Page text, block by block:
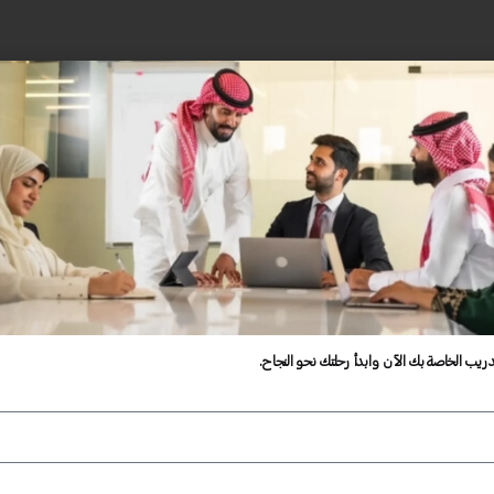
الخاصة بك الآن وابدأ رحلتك نحو النجاح.